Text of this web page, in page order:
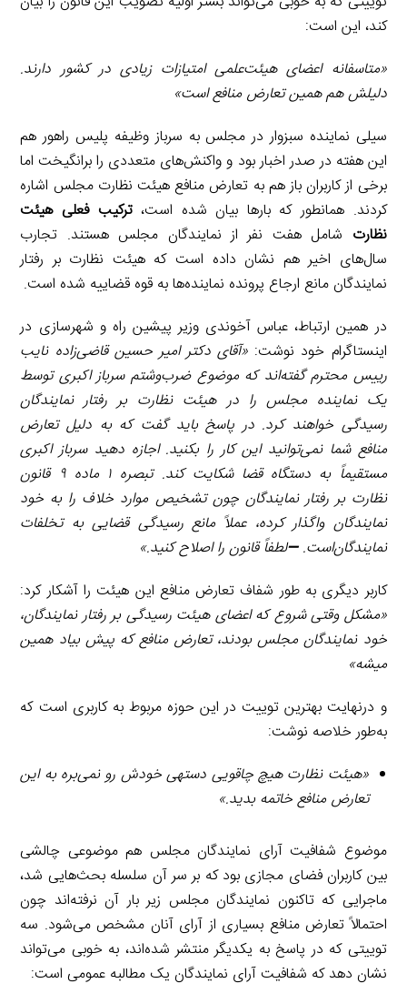
کند، این است:
«متاسفانه اعضای هیئت‌علمی امتیازات زیادی در کشور دارند.
دلیلش هم همین تعارض منافع است»
سیلی نماینده سبزوار در مجلس به سرباز وظیفه پلیس راهور هم
این هفته در صدر اخبار بود و واکنش‌های متعددی را برانگیخت اما
برخی از کاربران باز هم به تعارض منافع هیئت نظارت مجلس اشاره
کردند. همانطور که بارها بیان شده است،ترکیب فعلی هیئت
نظارت شامل هفت نفر از نمایندگان مجلس هستند. تجارب
سال‌های اخیر هم نشان داده است که هیئت نظارت بر رفتار
نمایندگان مانع ارجاع پرونده نماینده‌ها به قوه قضاییه شده است.
در همین ارتباط، عباس آخوندی وزیر پیشین راه و شهرسازی در
اینستاگرام خود نوشت: «آقای دکتر امیر حسین قاضی‌زاده نایب
رییس محترم گفته‌اند که موضوع ضرب‌وشتم سرباز اکبری توسط
یک نماینده مجلس را در هیئت نظارت بر رفتار نمایندگان
رسیدگی خواهند کرد. در پاسخ باید گفت که به دلیل تعارض
منافع شما نمی‌توانید این کار را بکنید. اجازه دهید سرباز اکبری
مستقیماً به دستگاه قضا شکایت کند. تبصره ۱ ماده ۹ قانون
نظارت بر رفتار نمایندگان چون تشخیص موارد خلاف را به خود
نمایندگان واگذار کرده، عملاً مانع رسیدگی قضایی به تخلفات
نمایندگان‌است.➖لطفاً قانون را اصلاح کنید.»
کاربر دیگری به طور شفاف تعارض منافع این هیئت را آشکار کرد:
«مشکل وقتی شروع که اعضای هیئت رسیدگی بر رفتار نمایندگان،
خود نمایندگان مجلس بودند، تعارض منافع که پیش بیاد همین
میشه»
و درنهایت بهترین توییت در این حوزه مربوط به کاربری است که
به‌طور خلاصه نوشت:
«هیئت نظارت هیچ چاقویی دستهیخودش رو نمی‌بره به این
تعارض منافع خاتمه بدید.»
موضوع شفافیت آرای نمایندگان مجلس هم موضوعی چالشی
بین کاربران فضای مجازی بود که بر سر آن سلسله بحث‌هایی شد،
ماجرایی که تاکنون نمایندگان مجلس زیر بار آن نرفته‌اند چون
احتمالاً تعارض منافع بسیاری از آرای آنان مشخص می‌شود. سه
توییتی که در پاسخ به یکدیگر منتشر شده‌اند، به خوبی می‌تواند
نشان دهد که شفافیت آرای نمایندگان یک مطالبه عمومی است: